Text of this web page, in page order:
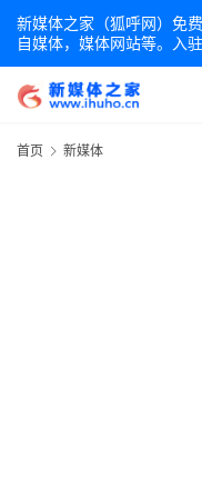
新媒体之家（狐呼网）免
自媒体，媒体网站等。入
首页 新媒体